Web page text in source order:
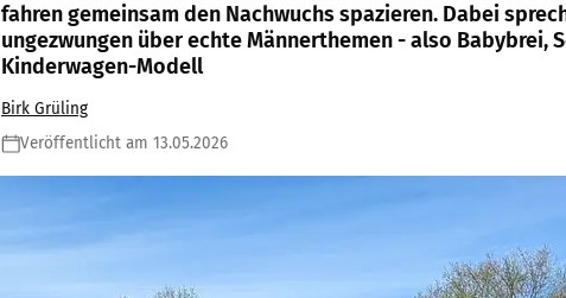
fahren gemeinsam den Nachwuchs spazieren. Dabei
ungezwungen über echte Männerthemen - also Babybrei,
Kinderwagen-Modell
Birk Grüling
Veröffentlicht am 13.05.2026